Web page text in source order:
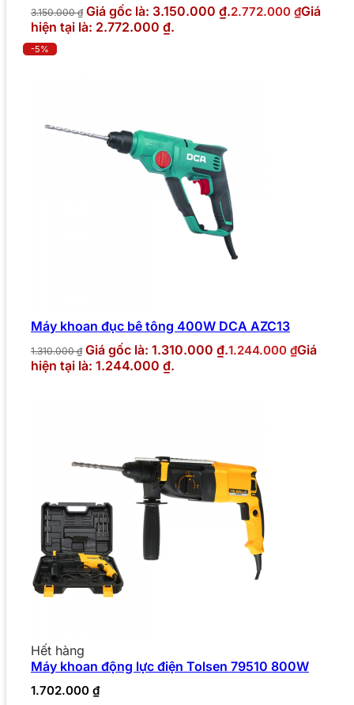
3.150.000₫ Giá gốc là: 3.150.000 ₫.2.772.000 ₫Giá
hiện tại là: 2.772.000 ₫.
-5%
Máy khoan đục bê tông 400W DCA AZC13
1.310.000₫ Giá gốc là: 1.310.000 ₫.1.244.000 ₫Giá
hiện tại là: 1.244.000 ₫.
Hết hàng
Máy khoan động lực điện Tolsen 79510 800W
1.702.000 ₫